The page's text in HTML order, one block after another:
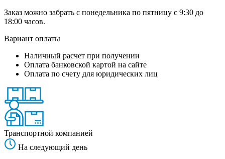
Заказ можно забрать с понедельника по пятницу с 9:30 до
18:00 часов.
Вариант оплаты
Наличный расчет при получении
Оплата банковской картой на сайте
Оплата по счету для юридических лиц
Транспортной компанией
На следующий день